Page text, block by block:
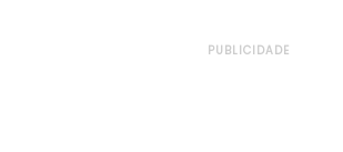
PUBLICIDADE